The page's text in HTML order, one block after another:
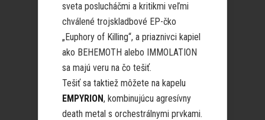
sveta poslucháčmi a kritikmi veľmi
chválené trojskladbové EP-čko
„Euphory of Killing“, a priaznivci kapiel
ako BEHEMOTH alebo IMMOLATION
sa majú veru na čo tešiť.
Tešiť sa taktiež môžete na kapelu
EMPYRION, kombinujúcu agresívny
death metal s orchestrálnymi prvkami.